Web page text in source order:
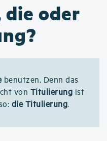
die oder
benutzen. Denn das
von Titulierung ist
die Titulierung.